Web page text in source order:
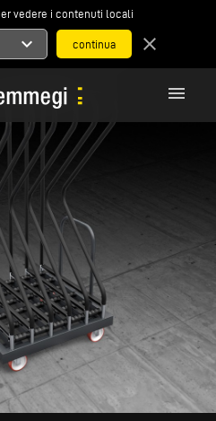
vedere i contenuti locali
expand_more close
menu